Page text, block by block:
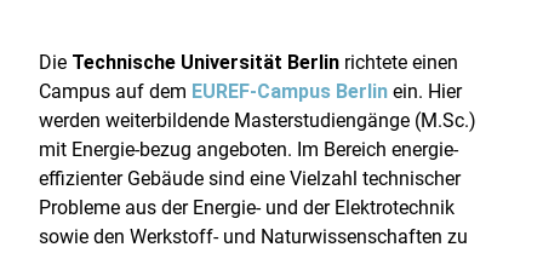
Die Technische Universität Berlin richtete einen
Campus auf dem EUREF-Campus Berlin ein. Hier
werden weiterbildende Masterstudiengänge (M.Sc.)
mit Energie-bezug angeboten. Im Bereich energie-
effizienter Gebäude sind eine Vielzahl technischer
Probleme aus der Energie- und der Elektrotechnik
sowie den Werkstoff- und Naturwissenschaften zu